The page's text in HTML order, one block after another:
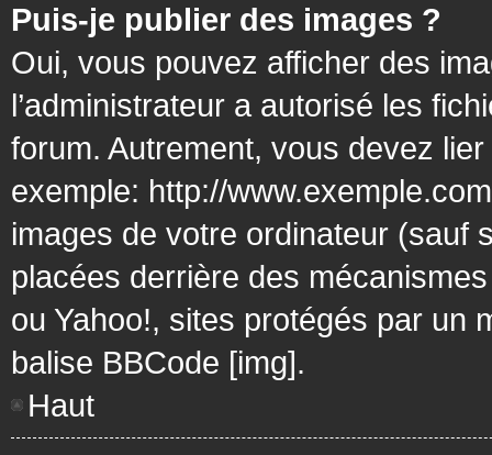
Puis-je publier des images ?
Oui, vous pouvez afficher des
l’administrateur a autorisé les
forum. Autrement, vous devez
exemple: http://
images de votre ordinateur (sauf
placées derrière des
ou Yahoo!, sites protégés par un
balise BBCode [img].
Haut